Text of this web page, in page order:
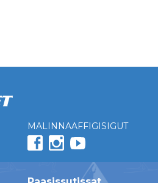
MALINNAAFFIGISIGUT